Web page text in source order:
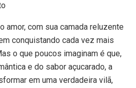
amor, com sua camada reluzente
conquistando cada vez mais
o que poucos imaginam é que,
e do sabor açucarado, a
em uma verdadeira vilã,